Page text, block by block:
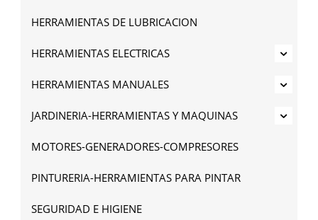
HERRAMIENTAS DE LUBRICACION
HERRAMIENTAS ELECTRICAS
HERRAMIENTAS MANUALES
JARDINERIA-HERRAMIENTAS Y MAQUINAS
MOTORES-GENERADORES-COMPRESORES
PINTURERIA-HERRAMIENTAS PARA PINTAR
SEGURIDAD E HIGIENE